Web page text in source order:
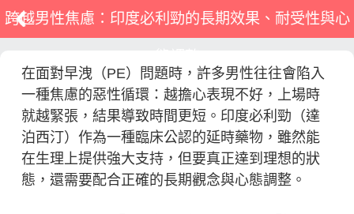
跨越男性焦慮：印度必利勁的長期效果、耐受性與心
在面對早洩（PE）問題時，許多男性往往會陷入
一種焦慮的惡性循環：越擔心表現不好，上場時
就越緊張，結果導致時間更短。印度必利勁（達
泊西汀）作為一種臨床公認的延時藥物，雖然能
在生理上提供強大支持，但要真正達到理想的狀
態，還需要配合正確的長期觀念與心態調整。